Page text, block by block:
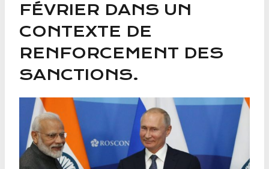
FÉVRIER DANS UN
CONTEXTE DE
RENFORCEMENT DES
SANCTIONS.